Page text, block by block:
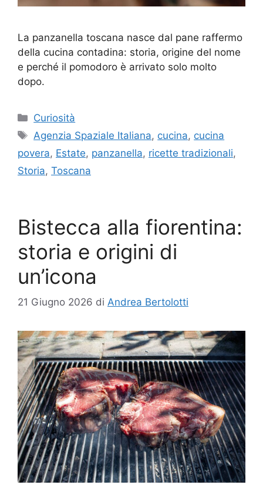
La panzanella toscana nasce dal pane raffermo
della cucina contadina: storia, origine del nome
e perché il pomodoro è arrivato solo molto
dopo.
Categorie
Curiosità
Tag
Agenzia Spaziale Italiana, cucina, cucina
povera, Estate, panzanella, ricette tradizionali,
Storia, Toscana
Bistecca alla fiorentina:
storia e origini di
un’icona
21 Giugno 2026 di Andrea Bertolotti